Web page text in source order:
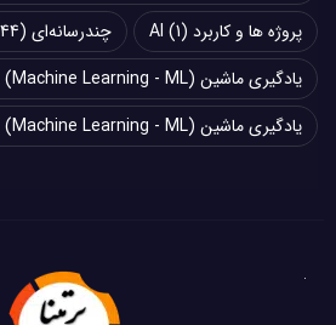
پروژه ها و کاربرد AI (1) چند‌‌رسانه‌ای (44)
یادگیری ماشین (Machine Learning - ML)
یادگیری ماشین (Machine Learning - ML)